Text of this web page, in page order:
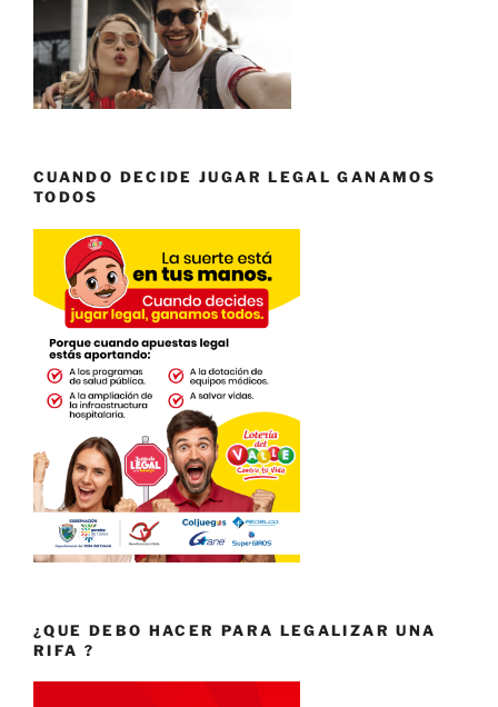
CUANDO DECIDE JUGAR LEGAL GANAMOS
TODOS
¿QUE DEBO HACER PARA LEGALIZAR UNA
RIFA ?